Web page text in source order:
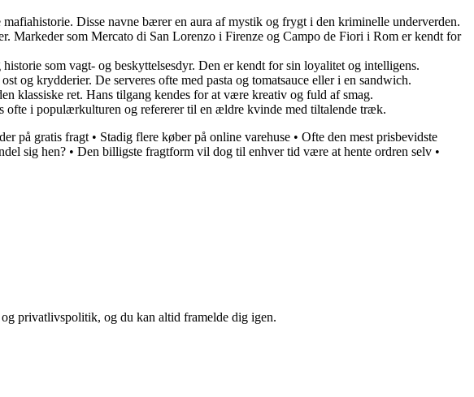
Disse navne bærer en aura af mystik og frygt i den kriminelle underverden.
som Mercato di San Lorenzo i Firenze og Campo de Fiori i Rom er kendt for
som vagt- og beskyttelsesdyr. Den er kendt for sin loyalitet og intelligens.
og krydderier. De serveres ofte med pasta og tomatsauce eller i en sandwich.
klassiske ret. Hans tilgang kendes for at være kreativ og fuld af smag.
i populærkulturen og refererer til en ældre kvinde med tiltalende træk.
på gratis fragt • Stadig flere køber på online varehuse • Ofte den mest prisbevidste
sig hen? • Den billigste fragtform vil dog til enhver tid være at hente ordren selv •
privatlivspolitik, og du kan altid framelde dig igen.